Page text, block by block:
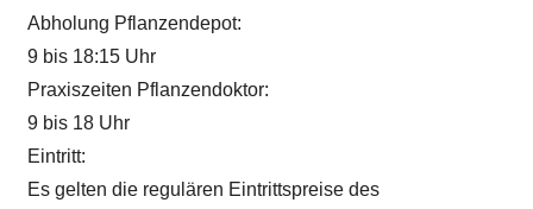
Abholung Pflanzendepot:
9 bis 18:15 Uhr
Praxiszeiten Pflanzendoktor:
9 bis 18 Uhr
Eintritt:
Es gelten die regulären Eintrittspreise des